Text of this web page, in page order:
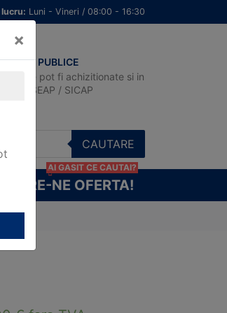
Luni - Vineri / 08:00 - 16:30
PUBLICE
pot fi achizitionate si in
SEAP / SICAP
CAUTARE
CERE-NE OFERTA!
AI GASIT CE CAUTAI?
×